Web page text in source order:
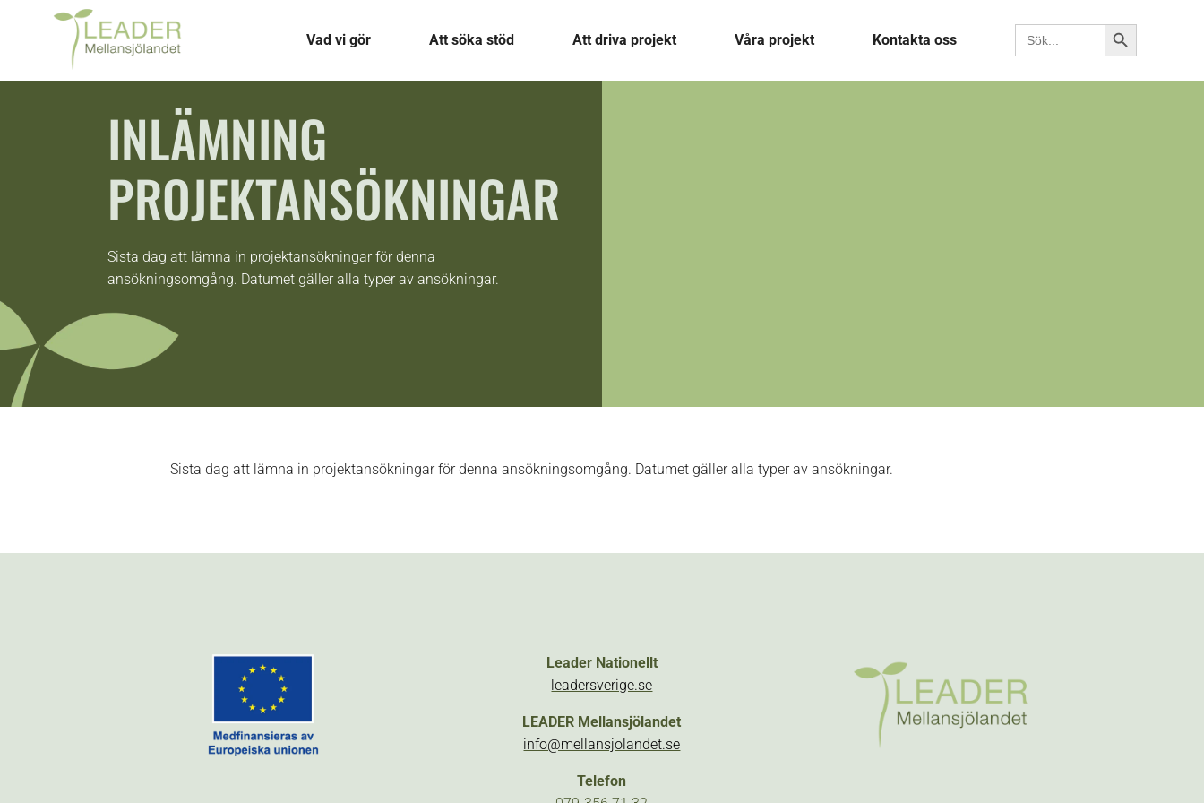
Vad vi gör Att söka stöd Att driva projekt Våra projekt Kontakta oss Sök efter: Sökknapp
INLÄMNING
PROJEKTANSÖKNINGAR
Sista dag att lämna in projektansökningar för denna
ansökningsomgång. Datumet gäller alla typer av ansökningar.
Sista dag att lämna in projektansökningar för denna ansökningsomgång. Datumet gäller alla typer av ansökningar.
Leader Nationellt
leadersverige.se
LEADER Mellansjölandet
info@mellansjolandet.se
Telefon